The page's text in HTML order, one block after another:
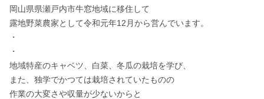
岡山県県瀬戸内市牛窓地域に移住して
露地野菜農家として令和元年12月から営んでいます。
・
・
地域特産のキャベツ、白菜、冬瓜の栽培を学び、
また、独学でかつては栽培されていたものの
作業の大変さや収量が少ないからと